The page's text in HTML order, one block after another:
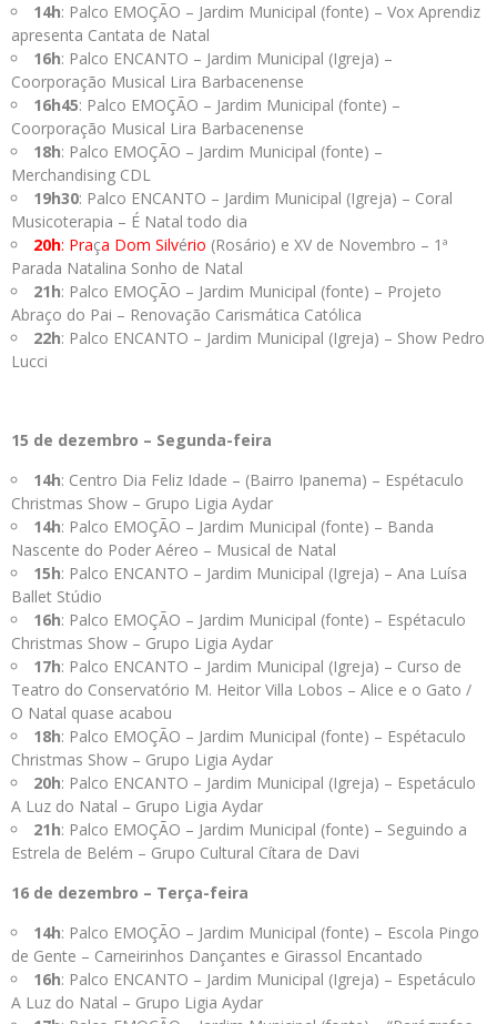
14h: Palco EMOÇÃO – Jardim Municipal (fonte) – Vox Aprendiz
apresenta Cantata de Natal
16h: Palco ENCANTO – Jardim Municipal (Igreja) –
Coorporação Musical Lira Barbacenense
16h45: Palco EMOÇÃO – Jardim Municipal (fonte) –
Coorporação Musical Lira Barbacenense
18h: Palco EMOÇÃO – Jardim Municipal (fonte) –
Merchandising CDL
19h30: Palco ENCANTO – Jardim Municipal (Igreja) – Coral
Musicoterapia – É Natal todo dia
20h: Praça Dom Silvério (Rosário) e XV de Novembro – 1ª
Parada Natalina Sonho de Natal
21h: Palco EMOÇÃO – Jardim Municipal (fonte) – Projeto
Abraço do Pai – Renovação Carismática Católica
22h: Palco ENCANTO – Jardim Municipal (Igreja) – Show Pedro
Lucci
15 de dezembro – Segunda-feira
14h: Centro Dia Feliz Idade – (Bairro Ipanema) – Espétaculo
Christmas Show – Grupo Ligia Aydar
14h: Palco EMOÇÃO – Jardim Municipal (fonte) – Banda
Nascente do Poder Aéreo – Musical de Natal
15h: Palco ENCANTO – Jardim Municipal (Igreja) – Ana Luísa
Ballet Stúdio
16h: Palco EMOÇÃO – Jardim Municipal (fonte) – Espétaculo
Christmas Show – Grupo Ligia Aydar
17h: Palco ENCANTO – Jardim Municipal (Igreja) – Curso de
Teatro do Conservatório M. Heitor Villa Lobos – Alice e o Gato /
O Natal quase acabou
18h: Palco EMOÇÃO – Jardim Municipal (fonte) – Espétaculo
Christmas Show – Grupo Ligia Aydar
20h: Palco ENCANTO – Jardim Municipal (Igreja) – Espetáculo
A Luz do Natal – Grupo Ligia Aydar
21h: Palco EMOÇÃO – Jardim Municipal (fonte) – Seguindo a
Estrela de Belém – Grupo Cultural Cítara de Davi
16 de dezembro – Terça-feira
14h: Palco EMOÇÃO – Jardim Municipal (fonte) – Escola Pingo
de Gente – Carneirinhos Dançantes e Girassol Encantado
16h: Palco ENCANTO – Jardim Municipal (Igreja) – Espetáculo
A Luz do Natal – Grupo Ligia Aydar